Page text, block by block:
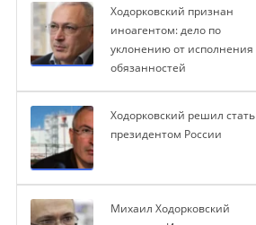
Ходорковский признан
иноагентом: дело по
уклонению от исполнения
обязанностей
Ходорковский решил стать
президентом России
Михаил Ходорковский